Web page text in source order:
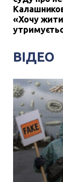
«Хочу
ВІДЕО